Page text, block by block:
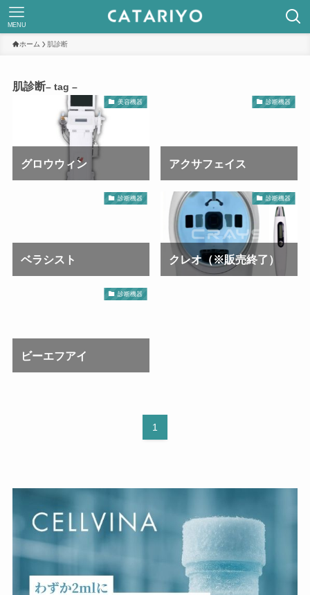
MENU
ホーム 肌診断
肌診断– tag –
美容機器
グロウウィン
診断機器
アクサフェイス
診断機器
ベラシスト
診断機器
クレオ（※販売終了）
診断機器
ビーエフアイ
1